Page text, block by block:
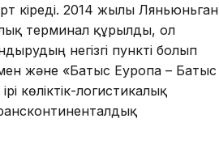
кіреді. 2014 жылы Ляньюньган
терминал құрылды, ол
негізгі пункті болып
және «Батыс Еуропа – Батыс
көліктік-логистикалық